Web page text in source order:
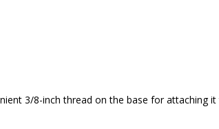
3/8-inch thread on the base for attaching